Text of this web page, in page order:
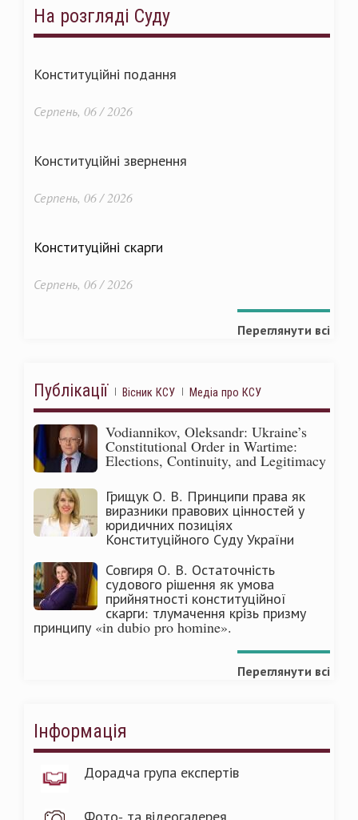
На розгляді Суду
Конституційні подання
Серпень, 06 / 2026
Конституційні звернення
Серпень, 06 / 2026
Конституційні скарги
Серпень, 06 / 2026
Переглянути всі
Публікації Вісник КСУ Медіа про КСУ
Vodiannikov, Oleksandr: Ukraine’s
Constitutional Order in Wartime:
Elections, Continuity, and Legitimacy
Грищук О. В. Принципи права як
виразники правових цінностей у
юридичних позиціях
Конституційного Суду України
Совгиря О. В. Остаточність
судового рішення як умова
прийнятності конституційної
скарги: тлумачення крізь призму
принципу «in dubio pro homine».
Переглянути всі
Інформація
Дорадча група експертів